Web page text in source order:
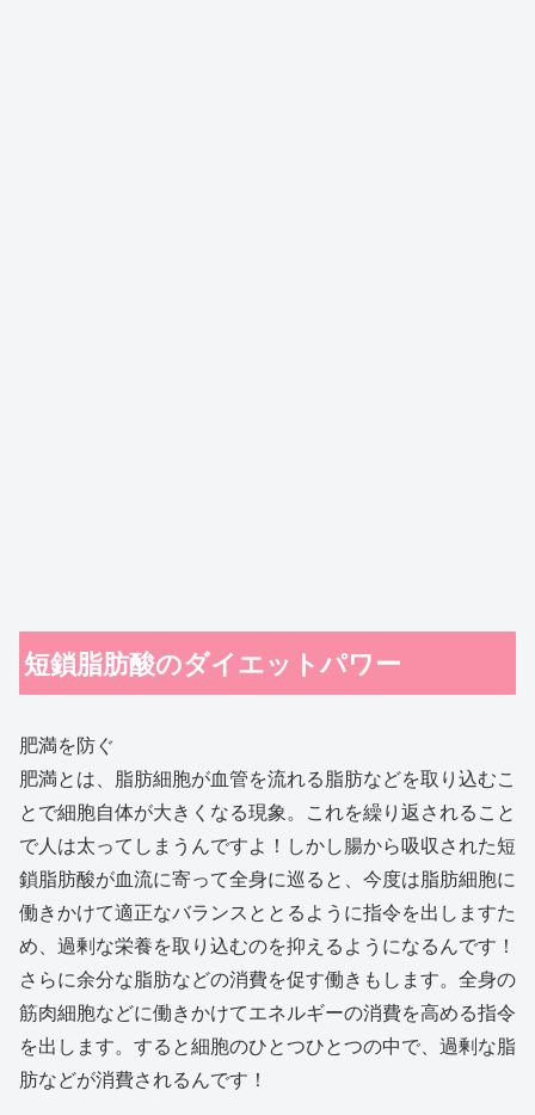
短鎖脂肪酸のダイエットパワー
肥満を防ぐ
肥満とは、脂肪細胞が血管を流れる脂肪などを取り込むこ
とで細胞自体が大きくなる現象。これを繰り返されること
で人は太ってしまうんですよ！しかし腸から吸収された短
鎖脂肪酸が血流に寄って全身に巡ると、今度は脂肪細胞に
働きかけて適正なバランスととるように指令を出しますた
め、過剰な栄養を取り込むのを抑えるようになるんです！
さらに余分な脂肪などの消費を促す働きもします。全身の
筋肉細胞などに働きかけてエネルギーの消費を高める指令
を出します。すると細胞のひとつひとつの中で、過剰な脂
肪などが消費されるんです！